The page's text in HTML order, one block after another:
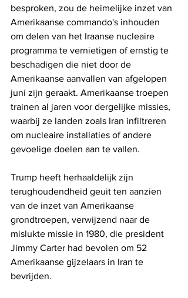
besproken, zou de heimelijke inzet van
Amerikaanse commando's inhouden
om delen van het Iraanse nucleaire
programma te vernietigen of ernstig te
beschadigen die niet door de
Amerikaanse aanvallen van afgelopen
juni zijn geraakt. Amerikaanse troepen
trainen al jaren voor dergelijke missies,
waarbij ze landen zoals Iran infiltreren
om nucleaire installaties of andere
gevoelige doelen aan te vallen.
Trump heeft herhaaldelijk zijn
terughoudendheid geuit ten aanzien
van de inzet van Amerikaanse
grondtroepen, verwijzend naar de
mislukte missie in 1980, die president
Jimmy Carter had bevolen om 52
Amerikaanse gijzelaars in Iran te
bevrijden.